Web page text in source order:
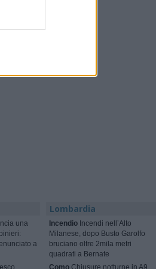
una
a
Lombardia
Incendio Incendi nell’Alto
Milanese, dopo Busto Garolfo
bruciano oltre 2mila metri
quadrati a Bernate